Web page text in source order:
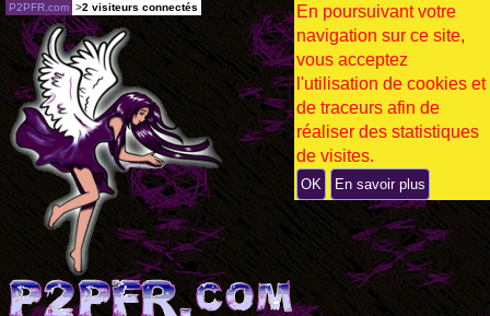
P2PFR.com >2 visiteurs connectés
En poursuivant votre
navigation sur ce site,
vous acceptez
l'utilisation de cookies et
de traceurs afin de
réaliser des statistiques
de visites.
OK En savoir plus